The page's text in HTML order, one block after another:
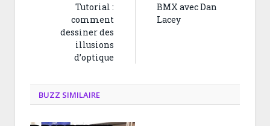
Tutorial :
comment
dessiner des
illusions
d’optique
BMX avec Dan
Lacey
BUZZ SIMILAIRE